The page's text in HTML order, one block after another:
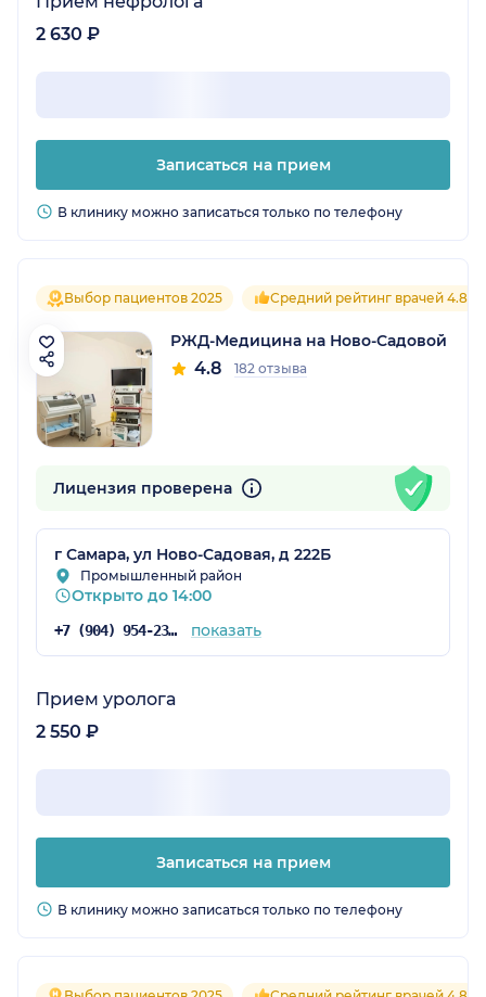
2 630 ₽
Записаться на прием
В клинику можно записаться только по телефону
Выбор пациентов 2025 Средний рейтинг врачей 4.8
РЖД-Медицина на Ново-Садовой
4.8 182 отзыва
Лицензия проверена
г Самара, ул Ново-Садовая, д 222Б
Промышленный район
Открыто до 14:00
+7 (904) 954-23-83 показать
Прием уролога
2 550 ₽
Записаться на прием
В клинику можно записаться только по телефону